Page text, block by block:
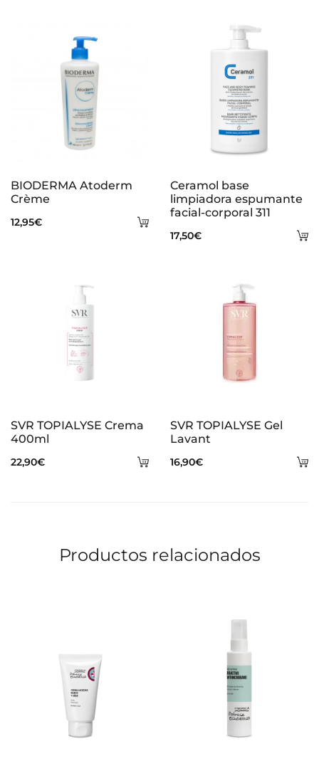
Añadir
BIODERMA Atoderm
Crème
12,95€
Ceramol base
limpiadora espumante
facial-corporal 311
17,50€
Añadir
SVR TOPIALYSE Crema
400ml
22,90€
SVR TOPIALYSE Gel
Lavant
16,90€
Productos relacionados